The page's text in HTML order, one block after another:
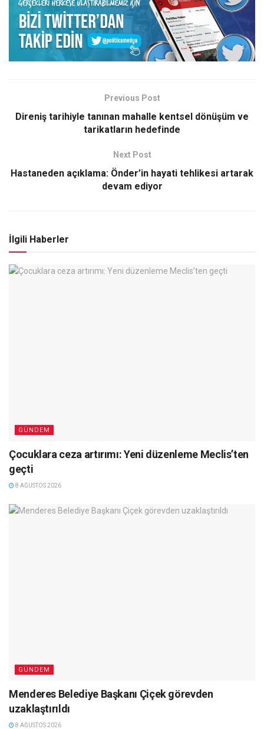
Previous Post
Direniş tarihiyle tanınan mahalle kentsel dönüşüm ve
tarikatların hedefinde
Next Post
Hastaneden açıklama: Önder’in hayati tehlikesi artarak
devam ediyor
İlgili Haberler
GÜNDEM
Çocuklara ceza artırımı: Yeni düzenleme Meclis’ten
geçti
8 AĞUSTOS 2026
GÜNDEM
Menderes Belediye Başkanı Çiçek görevden
uzaklaştırıldı
8 AĞUSTOS 2026